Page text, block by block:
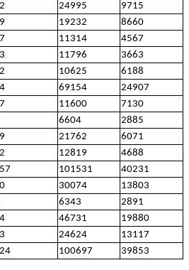
24995
9715
19232
8660
11314
4567
11796
3663
10625
6188
69154
24907
11600
7130
6604
2885
21762
6071
12819
4688
101531
40231
30074
13803
6343
2891
46731
19880
24624
13117
100697 39853